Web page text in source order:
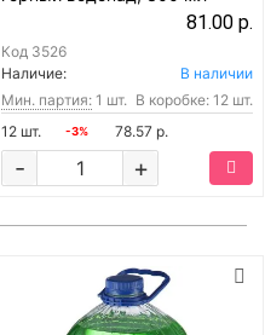
81.00 р.
Код 3526
Наличие:
В наличии
Мин. партия: 1 шт. В коробке: 12 шт.
12 шт.
-3% 78.57 р.
+
-